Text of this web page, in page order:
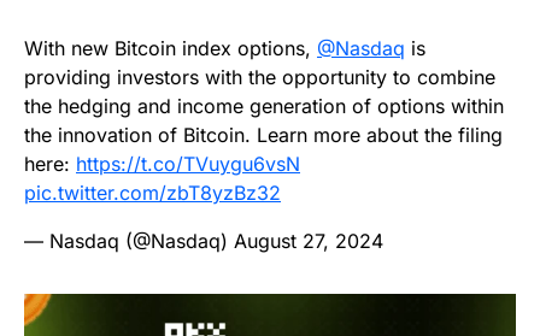
With new Bitcoin index options, @Nasdaq is
providing investors with the opportunity to combine
the hedging and income generation of options within
the innovation of Bitcoin. Learn more about the filing
here: https://t.co/TVuygu6vsN
pic.twitter.com/zbT8yzBz32
— Nasdaq (@Nasdaq) August 27, 2024